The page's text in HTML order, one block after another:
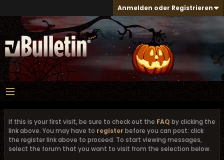
Anmelden oder Registrieren
If this is your first visit, be sure to check out the FAQ by clicking the
link above. You may have to register before you can post: click
the register link above to proceed. To start viewing messages,
select the forum that you want to visit from the selection below.